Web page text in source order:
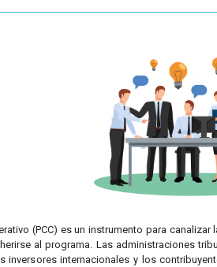
(PCC) es un instrumento para
al programa. Las administraciones
inversores internacionales y los